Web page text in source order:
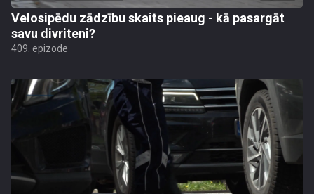
Velosipēdu zādzību skaits pieaug - kā pasargāt
savu divriteni?
409. epizode